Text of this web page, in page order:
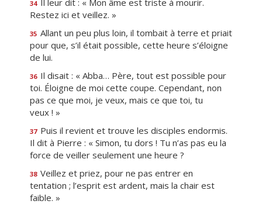
34
Il leur dit : « Mon âme est triste à mourir.
Restez ici et veillez. »
35 Allant un peu plus loin, il tombait à terre et priait
pour que, s’il était possible, cette heure s’éloigne
de lui.
36 Il disait : « Abba… Père, tout est possible pour
toi. Éloigne de moi cette coupe. Cependant, non
pas ce que moi, je veux, mais ce que toi, tu
veux ! »
37 Puis il revient et trouve les disciples endormis.
Il dit à Pierre : « Simon, tu dors ! Tu n’as pas eu la
force de veiller seulement une heure ?
38 Veillez et priez, pour ne pas entrer en
tentation ; l’esprit est ardent, mais la chair est
faible. »